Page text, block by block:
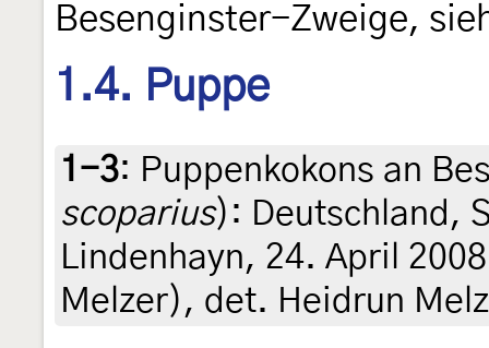
Besenginster-Zweige,
1.4. Puppe
1-3: Puppenkokons an
scoparius): Deutschland,
Lindenhayn, 24. April
Melzer), det. Heidrun